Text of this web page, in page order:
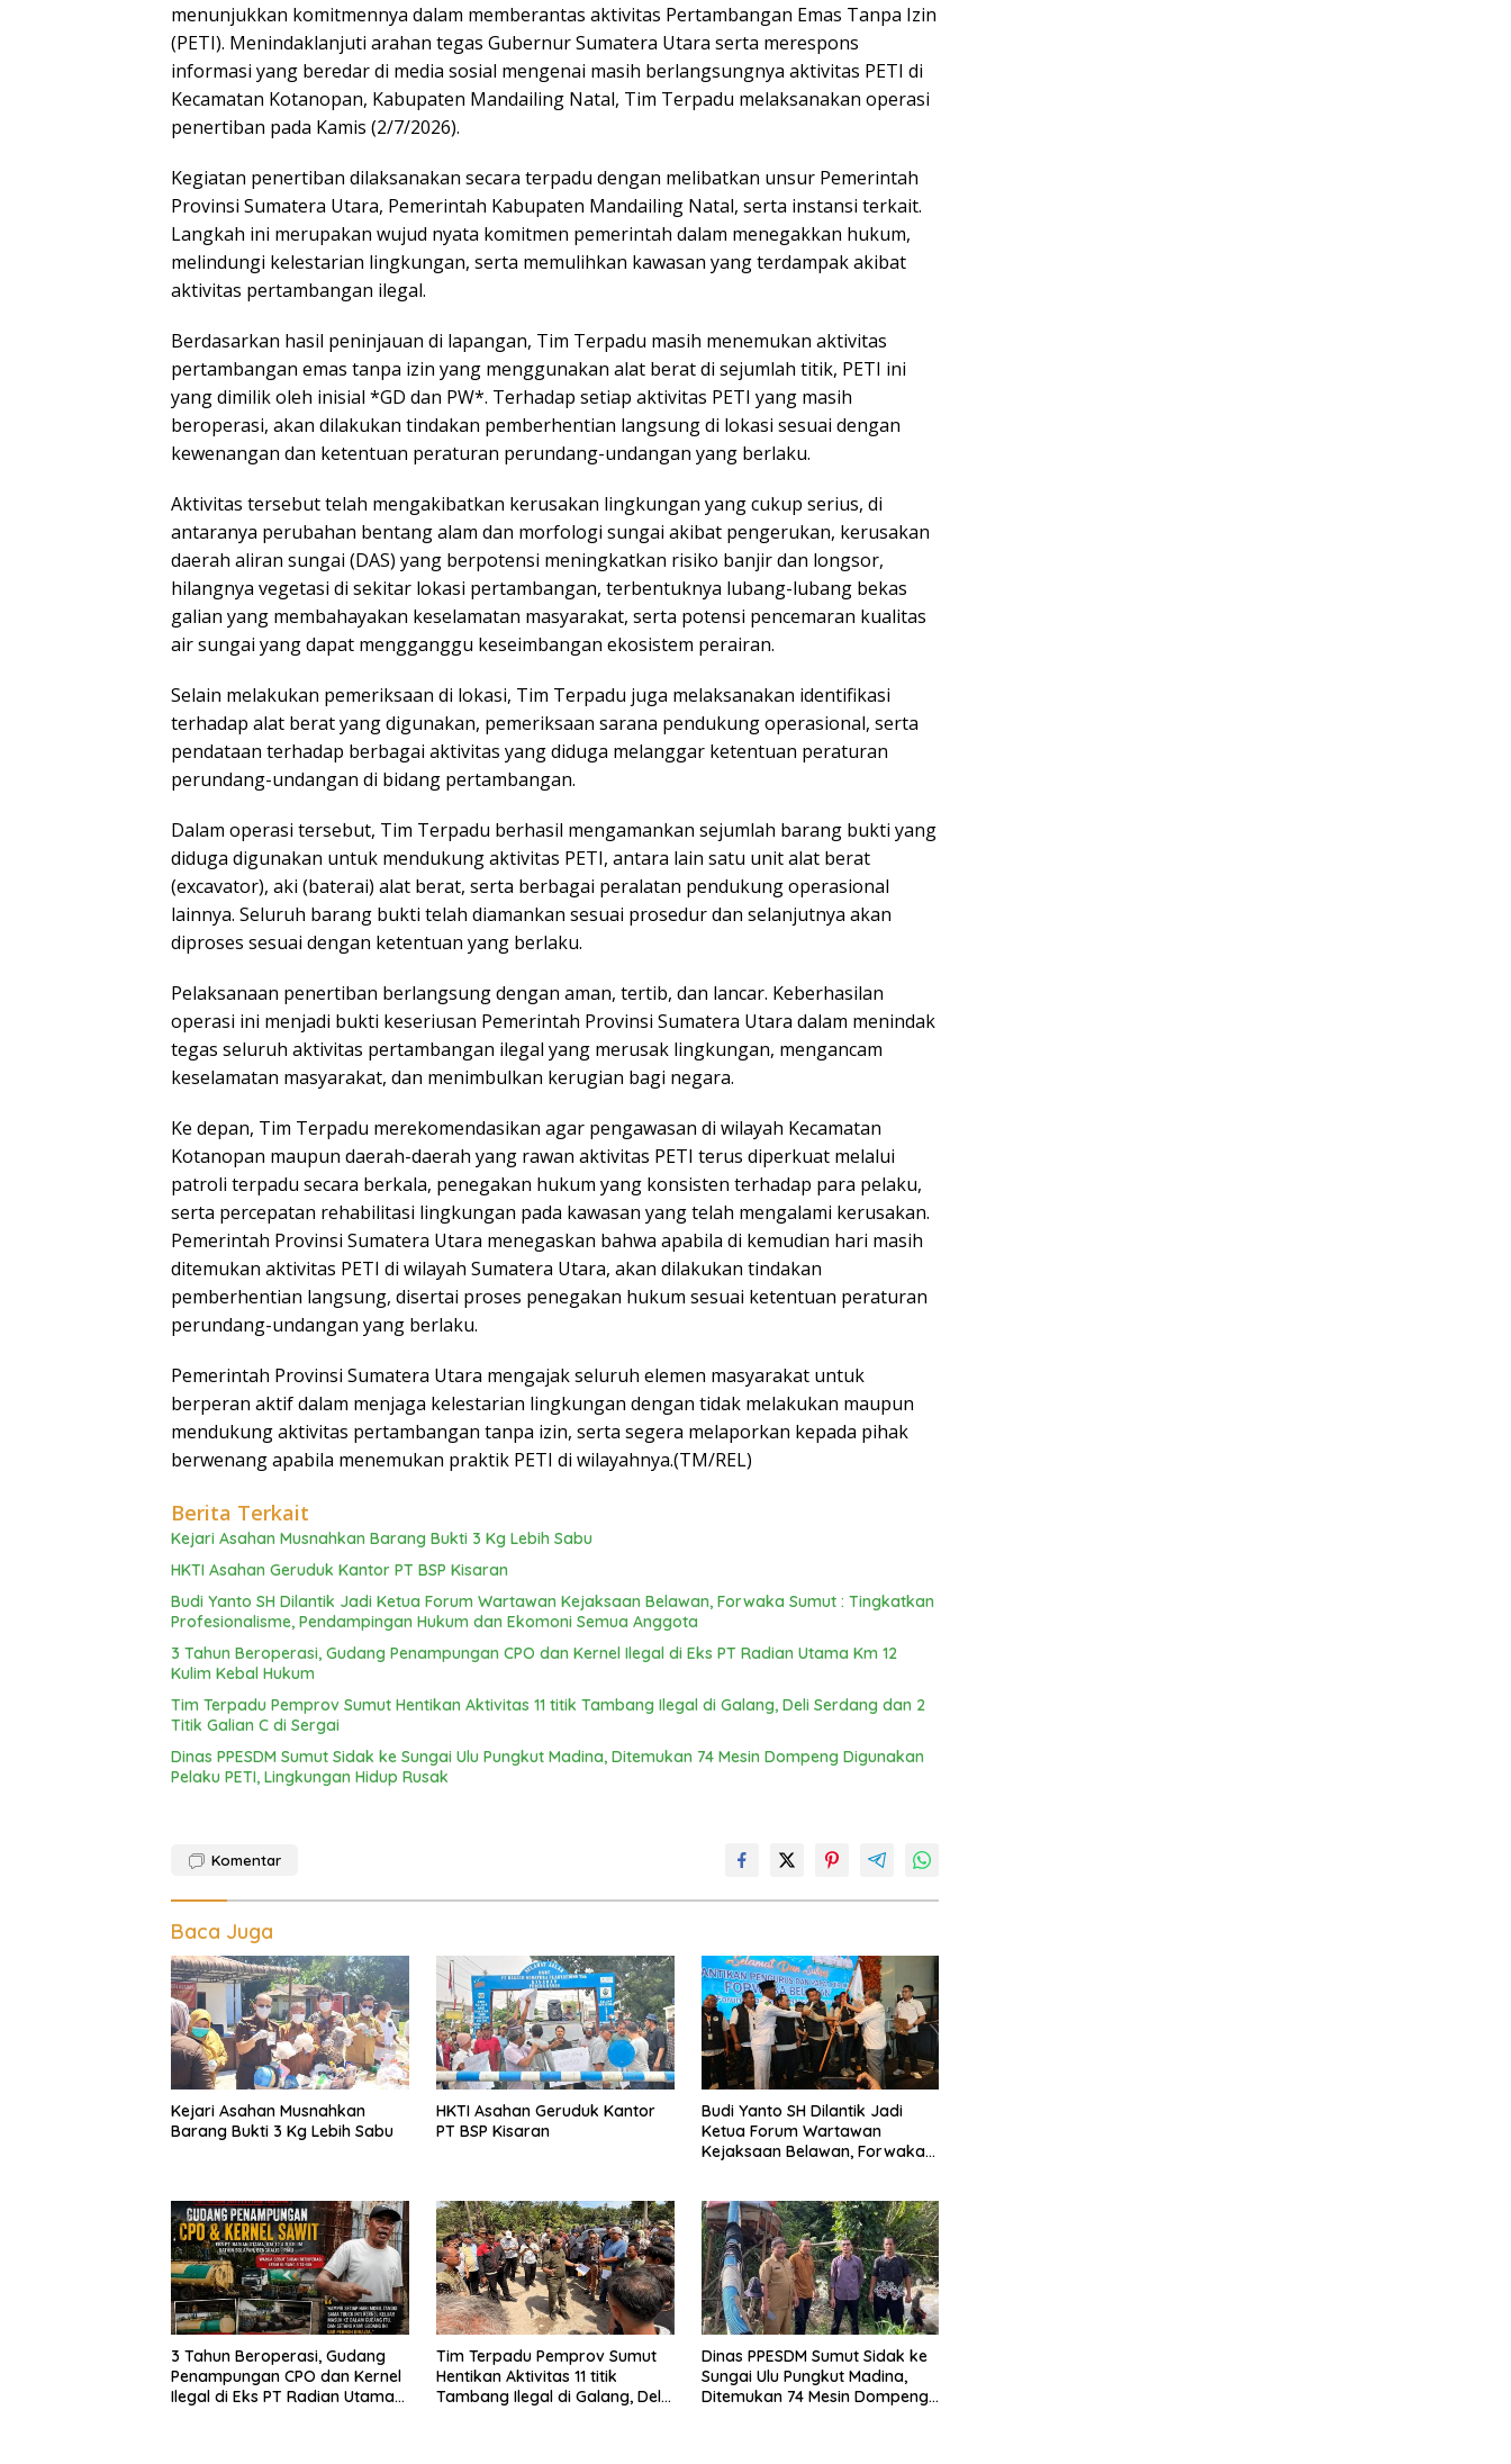
menunjukkan komitmennya dalam memberantas aktivitas Pertambangan Emas Tanpa Izin
(PETI). Menindaklanjuti arahan tegas Gubernur Sumatera Utara serta merespons
informasi yang beredar di media sosial mengenai masih berlangsungnya aktivitas PETI di
Kecamatan Kotanopan, Kabupaten Mandailing Natal, Tim Terpadu melaksanakan operasi
penertiban pada Kamis (2/7/2026).
Kegiatan penertiban dilaksanakan secara terpadu dengan melibatkan unsur Pemerintah
Provinsi Sumatera Utara, Pemerintah Kabupaten Mandailing Natal, serta instansi terkait.
Langkah ini merupakan wujud nyata komitmen pemerintah dalam menegakkan hukum,
melindungi kelestarian lingkungan, serta memulihkan kawasan yang terdampak akibat
aktivitas pertambangan ilegal.
Berdasarkan hasil peninjauan di lapangan, Tim Terpadu masih menemukan aktivitas
pertambangan emas tanpa izin yang menggunakan alat berat di sejumlah titik, PETI ini
yang dimilik oleh inisial *GD dan PW*. Terhadap setiap aktivitas PETI yang masih
beroperasi, akan dilakukan tindakan pemberhentian langsung di lokasi sesuai dengan
kewenangan dan ketentuan peraturan perundang-undangan yang berlaku.
Aktivitas tersebut telah mengakibatkan kerusakan lingkungan yang cukup serius, di
antaranya perubahan bentang alam dan morfologi sungai akibat pengerukan, kerusakan
daerah aliran sungai (DAS) yang berpotensi meningkatkan risiko banjir dan longsor,
hilangnya vegetasi di sekitar lokasi pertambangan, terbentuknya lubang-lubang bekas
galian yang membahayakan keselamatan masyarakat, serta potensi pencemaran kualitas
air sungai yang dapat mengganggu keseimbangan ekosistem perairan.
Selain melakukan pemeriksaan di lokasi, Tim Terpadu juga melaksanakan identifikasi
terhadap alat berat yang digunakan, pemeriksaan sarana pendukung operasional, serta
pendataan terhadap berbagai aktivitas yang diduga melanggar ketentuan peraturan
perundang-undangan di bidang pertambangan.
Dalam operasi tersebut, Tim Terpadu berhasil mengamankan sejumlah barang bukti yang
diduga digunakan untuk mendukung aktivitas PETI, antara lain satu unit alat berat
(excavator), aki (baterai) alat berat, serta berbagai peralatan pendukung operasional
lainnya. Seluruh barang bukti telah diamankan sesuai prosedur dan selanjutnya akan
diproses sesuai dengan ketentuan yang berlaku.
Pelaksanaan penertiban berlangsung dengan aman, tertib, dan lancar. Keberhasilan
operasi ini menjadi bukti keseriusan Pemerintah Provinsi Sumatera Utara dalam menindak
tegas seluruh aktivitas pertambangan ilegal yang merusak lingkungan, mengancam
keselamatan masyarakat, dan menimbulkan kerugian bagi negara.
Ke depan, Tim Terpadu merekomendasikan agar pengawasan di wilayah Kecamatan
Kotanopan maupun daerah-daerah yang rawan aktivitas PETI terus diperkuat melalui
patroli terpadu secara berkala, penegakan hukum yang konsisten terhadap para pelaku,
serta percepatan rehabilitasi lingkungan pada kawasan yang telah mengalami kerusakan.
Pemerintah Provinsi Sumatera Utara menegaskan bahwa apabila di kemudian hari masih
ditemukan aktivitas PETI di wilayah Sumatera Utara, akan dilakukan tindakan
pemberhentian langsung, disertai proses penegakan hukum sesuai ketentuan peraturan
perundang-undangan yang berlaku.
Pemerintah Provinsi Sumatera Utara mengajak seluruh elemen masyarakat untuk
berperan aktif dalam menjaga kelestarian lingkungan dengan tidak melakukan maupun
mendukung aktivitas pertambangan tanpa izin, serta segera melaporkan kepada pihak
berwenang apabila menemukan praktik PETI di wilayahnya.(TM/REL)
Berita Terkait
Kejari Asahan Musnahkan Barang Bukti 3 Kg Lebih Sabu
HKTI Asahan Geruduk Kantor PT BSP Kisaran
Budi Yanto SH Dilantik Jadi Ketua Forum Wartawan Kejaksaan Belawan, Forwaka Sumut : Tingkatkan
Profesionalisme, Pendampingan Hukum dan Ekomoni Semua Anggota
3 Tahun Beroperasi, Gudang Penampungan CPO dan Kernel Ilegal di Eks PT Radian Utama Km 12
Kulim Kebal Hukum
Tim Terpadu Pemprov Sumut Hentikan Aktivitas 11 titik Tambang Ilegal di Galang, Deli Serdang dan 2
Titik Galian C di Sergai
Dinas PPESDM Sumut Sidak ke Sungai Ulu Pungkut Madina, Ditemukan 74 Mesin Dompeng Digunakan
Pelaku PETI, Lingkungan Hidup Rusak
Komentar
Baca Juga
Kejari Asahan Musnahkan
Barang Bukti 3 Kg Lebih Sabu
HKTI Asahan Geruduk Kantor
PT BSP Kisaran
Budi Yanto SH Dilantik Jadi
Ketua Forum Wartawan
Kejaksaan Belawan, Forwaka
Pendampingan Hukum dan
Ekomoni Semua Anggota
3 Tahun Beroperasi, Gudang
Penampungan CPO dan Kernel
Ilegal di Eks PT Radian Utama
Tim Terpadu Pemprov Sumut
Hentikan Aktivitas 11 titik
Tambang Ilegal di Galang, Deli
Dinas PPESDM Sumut Sidak ke
Sungai Ulu Pungkut Madina,
Ditemukan 74 Mesin Dompeng